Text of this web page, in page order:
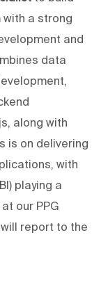
with a strong
and
data
along with
is on delivering
with
playing a
our PPG
report to the